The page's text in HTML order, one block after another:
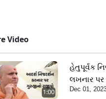
Video
1:00
હેતુપૂર્વક
લખનાર
રાજીપો
Dec 01,